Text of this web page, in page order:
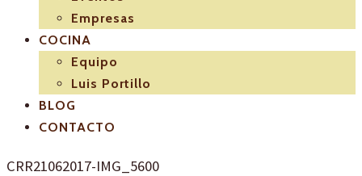
Empresas
COCINA
Equipo
Luis Portillo
BLOG
CONTACTO
CRR21062017-IMG_5600